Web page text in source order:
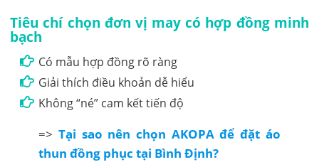
Tiêu chí chọn đơn vị may có hợp đồng minh
bạch
Có mẫu hợp đồng rõ ràng
Giải thích điều khoản dễ hiểu
Không “né” cam kết tiến độ
=> Tại sao nên chọn AKOPA để đặt áo
thun đồng phục tại Bình Định?